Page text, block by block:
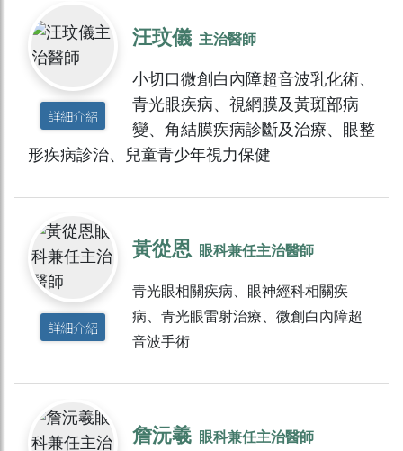
詳細介紹
汪玟儀 主治醫師
小切口微創白內障超音波乳化術、
青光眼疾病、視網膜及黃斑部病
變、角結膜疾病診斷及治療、眼整
形疾病診治、兒童青少年視力保健
詳細介紹
黃從恩 眼科兼任主治醫師
青光眼相關疾病、眼神經科相關疾
病、青光眼雷射治療、微創白內障超
音波手術
詹沅羲 眼科兼任主治醫師